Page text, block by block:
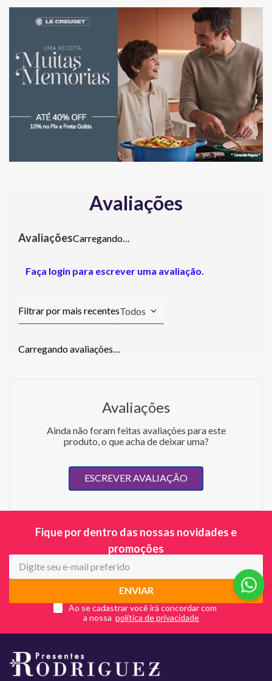
Avaliações
Carregando…
Faça login para escrever uma avaliação.
Todos
Carregando avaliações…
Avaliações
Ainda não foram feitas avaliações para este
produto, o que acha de deixar uma?
ESCREVER AVALIAÇÃO
Fique por dentro das nossas novidades e
promoções
ENVIAR
Ao se cadastrar você irá concordar com
a nossa